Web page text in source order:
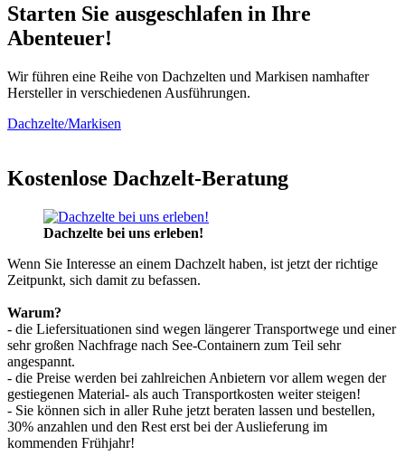
Starten Sie ausgeschlafen in Ihre
Abenteuer!
Wir führen eine Reihe von Dachzelten und Markisen namhafter
Hersteller in verschiedenen Ausführungen.
Dachzelte/Markisen
Kostenlose Dachzelt-Beratung
Dachzelte bei uns erleben!
Wenn Sie Interesse an einem Dachzelt haben, ist jetzt der richtige
Zeitpunkt, sich damit zu befassen.
Warum?
- die Liefersituationen sind wegen längerer Transportwege und einer
sehr großen Nachfrage nach See-Containern zum Teil sehr
angespannt.
- die Preise werden bei zahlreichen Anbietern vor allem wegen der
gestiegenen Material- als auch Transportkosten weiter steigen!
- Sie können sich in aller Ruhe jetzt beraten lassen und bestellen,
30% anzahlen und den Rest erst bei der Auslieferung im
kommenden Frühjahr!